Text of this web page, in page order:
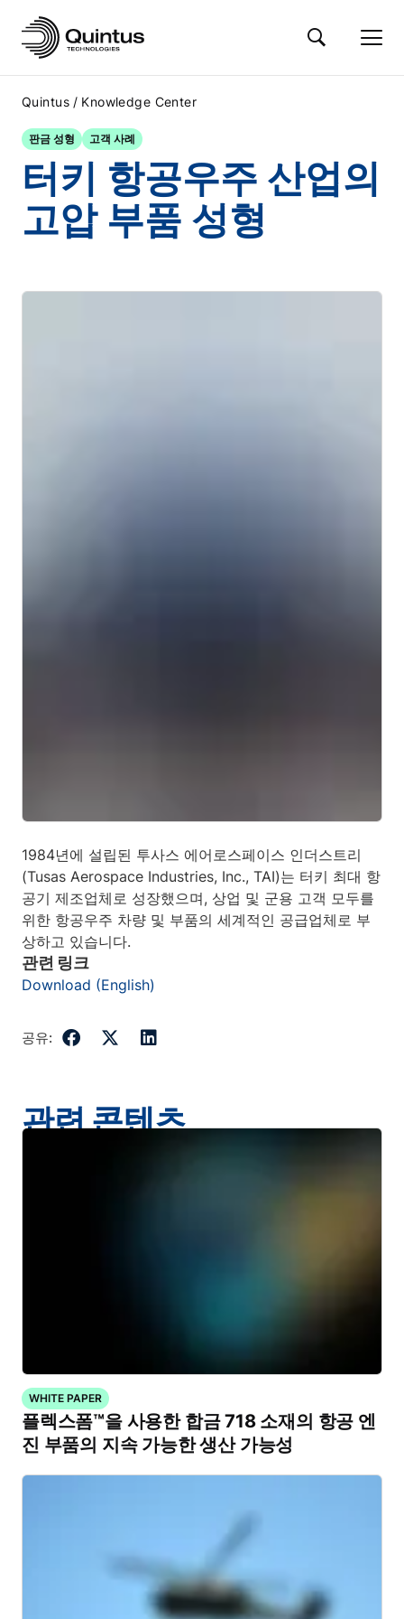
Quintus / Knowledge Center
판금 성형 고객 사례
터키 항공우주 산업의
고압 부품 성형
1984년에 설립된 투사스 에어로스페이스 인더스트리
(Tusas Aerospace Industries, Inc., TAI)는 터키 최대 항
공기 제조업체로 성장했으며, 상업 및 군용 고객 모두를
위한 항공우주 차량 및 부품의 세계적인 공급업체로 부
상하고 있습니다.
관련 링크
Download (English)
공유:
관련 콘텐츠
WHITE PAPER
플렉스폼™을 사용한 합금 718 소재의 항공 엔
진 부품의 지속 가능한 생산 가능성